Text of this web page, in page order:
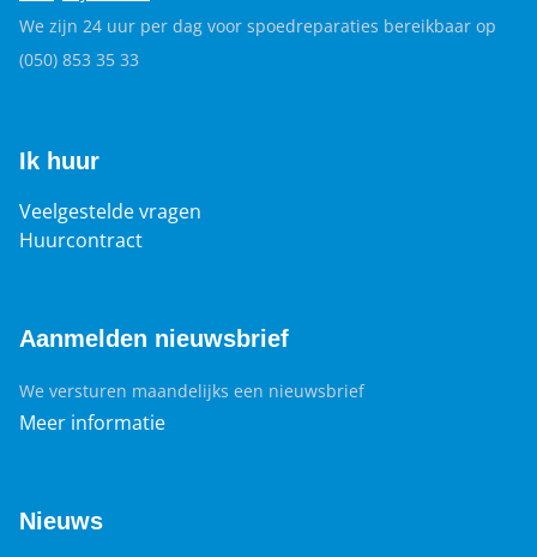
We zijn 24 uur per dag voor spoedreparaties bereikbaar op
(050) 853 35 33
Ik huur
Veelgestelde vragen
Huurcontract
Aanmelden nieuwsbrief
We versturen maandelijks een nieuwsbrief
Meer informatie
Nieuws